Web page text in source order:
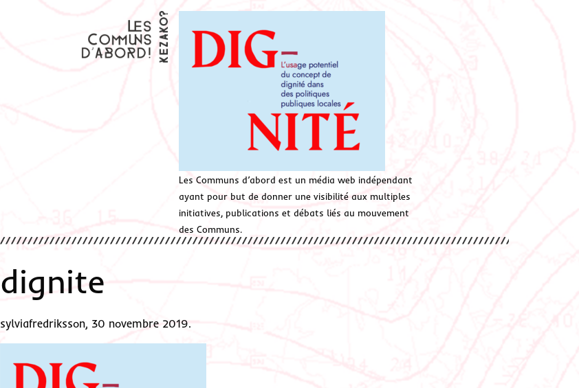
Les Communs d’abord est un média web indépendant
ayant pour but de donner une visibilité aux multiples
initiatives, publications et débats liés au mouvement
des Communs.
dignite
sylviafredriksson, 30 novembre 2019.